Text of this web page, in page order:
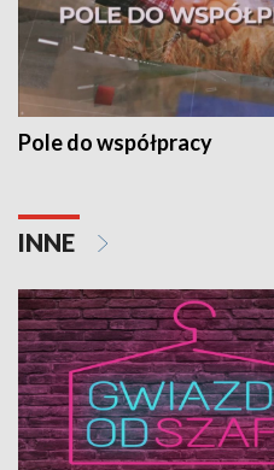
Pole do współpracy
INNE